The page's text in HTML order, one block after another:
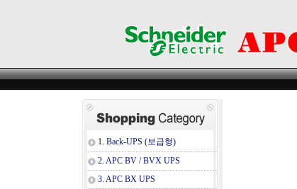
1. Back-UPS (보급형)
2. APC BV / BVX UPS
3. APC BX UPS